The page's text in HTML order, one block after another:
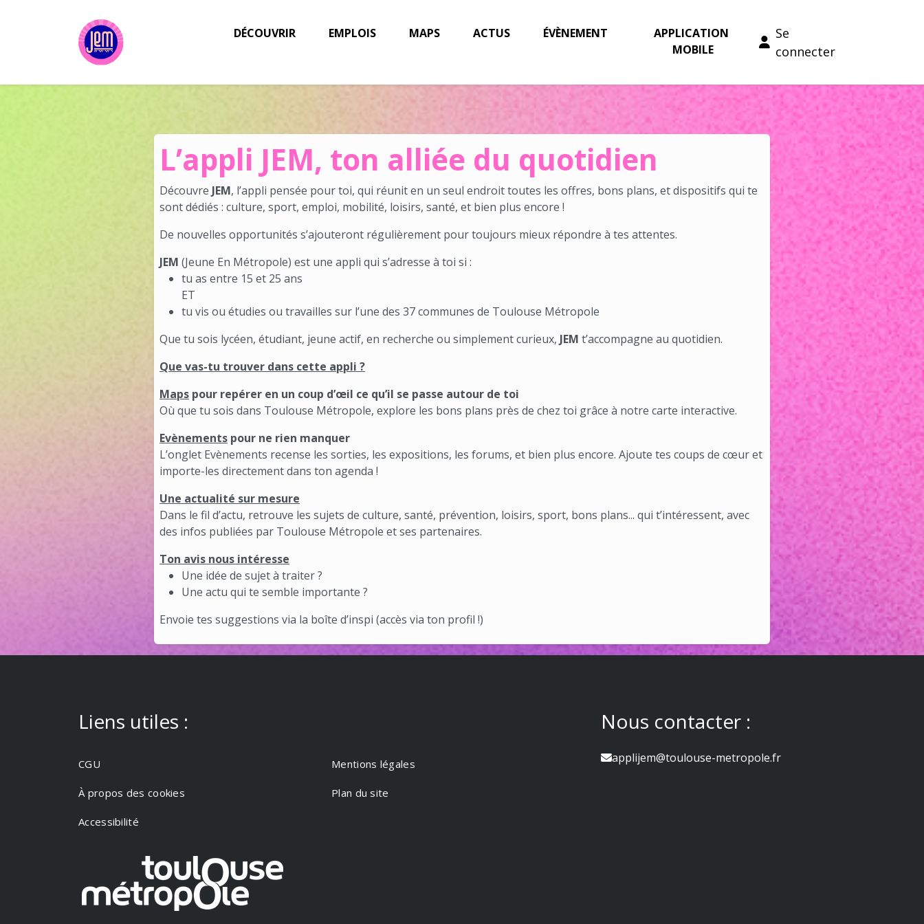
DÉCOUVRIR
EMPLOIS MAPS ACTUS ÉVÈNEMENT
APPLICATION
MOBILE
Se
connecter
L’appli JEM, ton alliée du quotidien
Découvre JEM, l’appli pensée pour toi, qui réunit en un seul endroit toutes les offres, bons plans, et dispositifs qui te
sont dédiés : culture, sport, emploi, mobilité, loisirs, santé, et bien plus encore !
De nouvelles opportunités s’ajouteront régulièrement pour toujours mieux répondre à tes attentes.
JEM (Jeune En Métropole) est une appli qui s’adresse à toi si :
tu as entre 15 et 25 ans
ET
tu vis ou étudies ou travailles sur l’une des 37 communes de Toulouse Métropole
Que tu sois lycéen, étudiant, jeune actif, en recherche ou simplement curieux, JEM t’accompagne au quotidien.
Que vas-tu trouver dans cette appli ?
Maps pour repérer en un coup d’œil ce qu’il se passe autour de toi
Où que tu sois dans Toulouse Métropole, explore les bons plans près de chez toi grâce à notre carte interactive.
Evènements pour ne rien manquer
L’onglet Evènements recense les sorties, les expositions, les forums, et bien plus encore. Ajoute tes coups de cœur et
importe-les directement dans ton agenda !
Une actualité sur mesure
Dans le fil d’actu, retrouve les sujets de culture, santé, prévention, loisirs, sport, bons plans... qui t’intéressent, avec
des infos publiées par Toulouse Métropole et ses partenaires.
Ton avis nous intéresse
Une idée de sujet à traiter ?
Une actu qui te semble importante ?
Envoie tes suggestions via la boîte d’inspi (accès via ton profil !)
Liens utiles :
CGU Mentions légales
À propos des cookies Plan du site
Accessibilité
Nous contacter :
applijem@toulouse-metropole.fr